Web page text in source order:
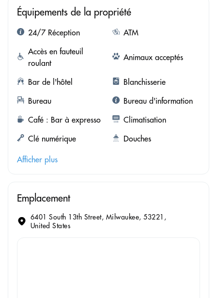
Équipements de la propriété
24/7 Réception
ATM
Accès en fauteuil
roulant
Animaux acceptés
Bar de l'hôtel
Blanchisserie
Bureau
Bureau d'information
Café : Bar à expresso
Climatisation
Clé numérique
Douches
Afficher plus
Emplacement
6401 South 13th Street, Milwaukee, 53221,
United States